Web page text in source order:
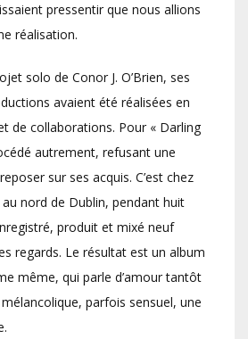
pressentir que nous allions
réalisation.
solo de Conor J. O’Brien, ses
avaient été réalisées en
de collaborations. Pour « Darling
autrement, refusant une
sur ses acquis. C’est chez
nord de Dublin, pendant huit
produit et mixé neuf
regards. Le résultat est un album
même, qui parle d’amour tantôt
parfois sensuel, une